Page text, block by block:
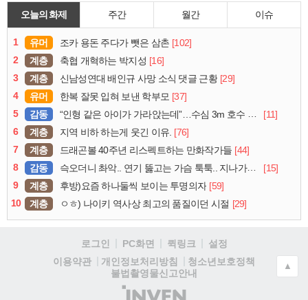
오늘의 화제 주간 월간 이슈
1 유머 조카 용돈 주다가 뺏은 삼촌 [102]
2
계층 축협 개혁하는 박지성 [16]
3
계층 신남성연대 배인규 사망 소식 댓글 근황 [29]
4
유머 한복 잘못 입혀 보낸 학부모 [37]
5
감동 “인형 같은 아이가 가라앉는데”…수심 3m 호수 뛰어든 60대 의인
[11]
6
계층 지역 비하 하는게 웃긴 이유. [76]
7
계층 드래곤볼 40주년 리스펙트하는 만화작가들 [44]
8
감동 슥오더니 촤악.. 연기 뚫고는 가슴 툭툭.. 지나가던 아재의 정체
[15]
9
계층 후방)요즘 하나둘씩 보이는 투명의자 [59]
10
계층 ㅇㅎ) 나이키 역사상 최고의 품질이던 시절 [29]
로그인 PC화면 퀵링크
설정
이용약관
개인정보처리방침
청소년보호정책
불법촬영물신고안내
(주)
▲